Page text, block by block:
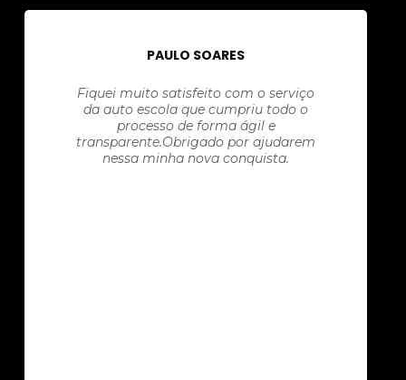
PAULO SOARES
Fiquei muito satisfeito com o serviço
da auto escola que cumpriu todo o
processo de forma ágil e
transparente.Obrigado por ajudarem
nessa minha nova conquista.